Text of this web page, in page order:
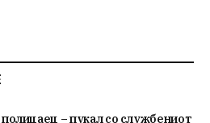
– пукал со службениот